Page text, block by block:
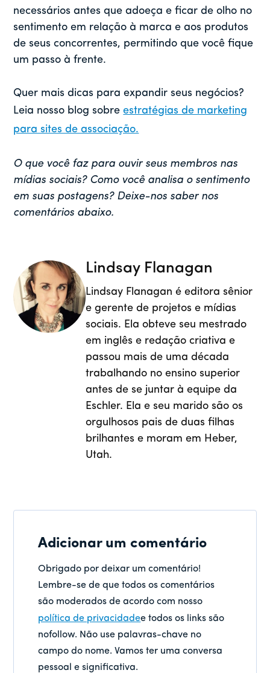
necessários antes que adoeça e ficar de olho no
sentimento em relação à marca e aos produtos
de seus concorrentes, permitindo que você fique
um passo à frente.
Quer mais dicas para expandir seus negócios?
Leia nosso blog sobreestratégias de marketing
para sites de associação.
O que você faz para ouvir seus membros nas
mídias sociais? Como você analisa o sentimento
em suas postagens? Deixe-nos saber nos
comentários abaixo.
Lindsay Flanagan
Lindsay Flanagan é editora sênior
e gerente de projetos e mídias
sociais. Ela obteve seu mestrado
em inglês e redação criativa e
passou mais de uma década
trabalhando no ensino superior
antes de se juntar à equipe da
Eschler. Ela e seu marido são os
orgulhosos pais de duas filhas
brilhantes e moram em Heber,
Utah.
Adicionar um comentário
Obrigado por deixar um comentário!
Lembre-se de que todos os comentários
são moderados de acordo com nosso
política de privacidadee todos os links são
nofollow. Não use palavras-chave no
campo do nome. Vamos ter uma conversa
pessoal e significativa.